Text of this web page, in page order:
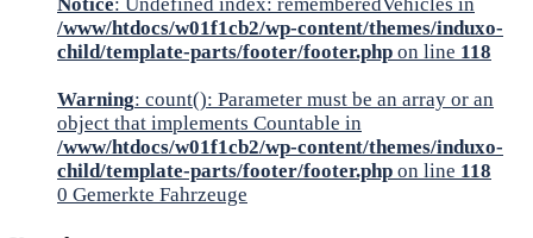
/www/htdocs/w01f1cb2/wp-content/themes/induxo-
child/template-parts/footer/footer.php on line 118
Warning: count(): Parameter must be an array or an
object that implements Countable in
/www/htdocs/w01f1cb2/wp-content/themes/induxo-
child/template-parts/footer/footer.php on line 118
0 Gemerkte Fahrzeuge